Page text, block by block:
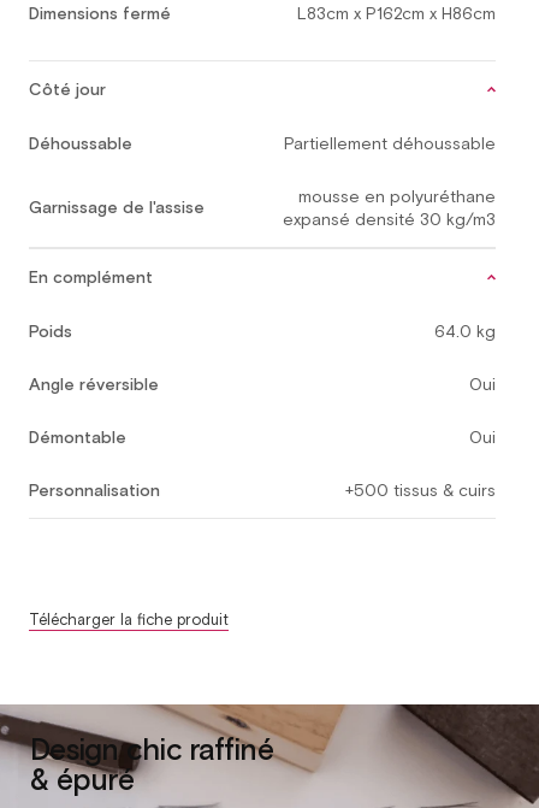
Dimensions fermé L83cm x P162cm x H86cm
Côté jour
Déhoussable Partiellement déhoussable
Garnissage de l'assise
mousse en polyuréthane
expansé densité 30 kg/m3
En complément
Poids 64.0 kg
Angle réversible Oui
Démontable Oui
Personnalisation +500 tissus & cuirs
Télécharger la fiche produit
Design chic raffiné
& épuré